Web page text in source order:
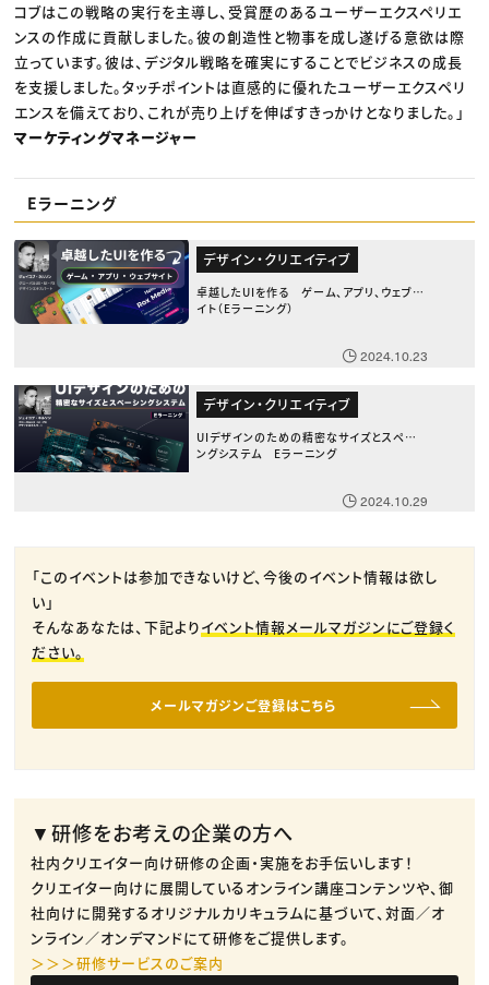
コブはこの戦略の実行を主導し、受賞歴のあるユーザーエクスペリエ
ンスの作成に貢献しました。彼の創造性と物事を成し遂げる意欲は際
立っています。彼は、デジタル戦略を確実にすることでビジネスの成長
を支援しました。タッチポイントは直感的に優れたユーザーエクスペリ
エンスを備えており、これが売り上げを伸ばすきっかけとなりました。」
マーケティングマネージャー
Eラーニング
デザイン・クリエイティブ
卓越したUIを作る ゲーム、アプリ、ウェブサ
イト（Eラーニング）
2024.10.23
デザイン・クリエイティブ
UIデザインのための精密なサイズとスペーシ
ングシステム Eラーニング
2024.10.29
「このイベントは参加できないけど、今後のイベント情報は欲し
い」
そんなあなたは、下記よりイベント情報メールマガジンにご登録く
ださい。
メールマガジンご登録はこちら
▼研修をお考えの企業の方へ
社内クリエイター向け研修の企画・実施をお手伝いします！
クリエイター向けに展開しているオンライン講座コンテンツや、御
社向けに開発するオリジナルカリキュラムに基づいて、対面／オ
ンライン／オンデマンドにて研修をご提供します。
＞＞＞研修サービスのご案内